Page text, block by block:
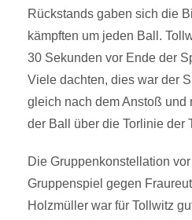
Rückstands gaben sich die
kämpften um jeden Ball.
30 Sekunden vor Ende der
Viele dachten, dies war der
gleich nach dem Anstoß und
der Ball über die Torlinie der
Die Gruppenkonstellation
Gruppenspiel gegen
Holzmüller war für Tollwitz